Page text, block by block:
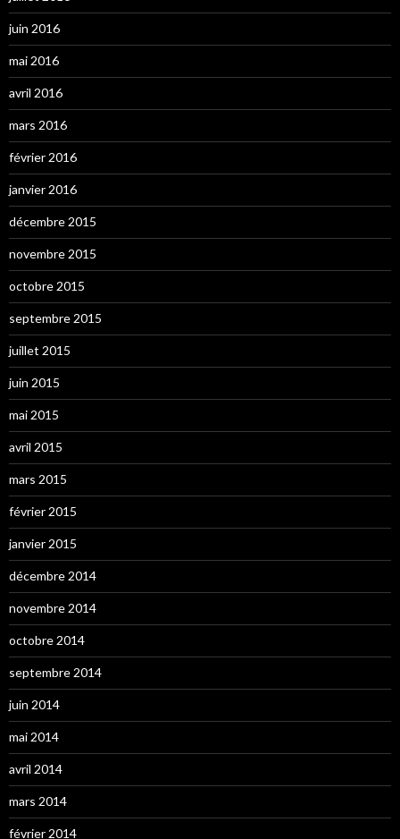
juin 2016
mai 2016
avril 2016
mars 2016
février 2016
janvier 2016
décembre 2015
novembre 2015
octobre 2015
septembre 2015
juillet 2015
juin 2015
mai 2015
avril 2015
mars 2015
février 2015
janvier 2015
décembre 2014
novembre 2014
octobre 2014
septembre 2014
juin 2014
mai 2014
avril 2014
mars 2014
février 2014